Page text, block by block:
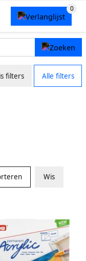
filters Alle filters
Wis